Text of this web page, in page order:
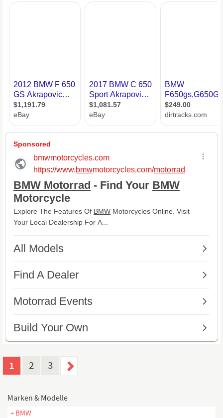
1 2 3
Marken & Modelle
+ BMW